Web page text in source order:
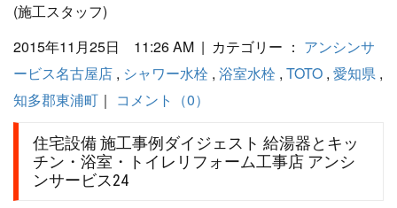
(施工スタッフ)
2015年11月25日 11:26 AM | カテゴリー ： アンシンサ
ービス名古屋店 , シャワー水栓 , 浴室水栓 , TOTO , 愛知県 ,
知多郡東浦町 ｜ コメント（0）
住宅設備 施工事例ダイジェスト 給湯器とキッ
チン・浴室・トイレリフォーム工事店 アンシ
ンサービス24